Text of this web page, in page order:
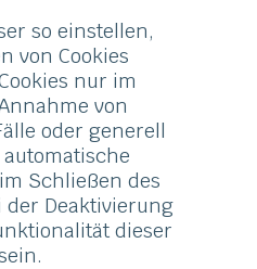
so einstellen,
von Cookies
nur im
von
oder generell
Schließen des
der Deaktivierung
dieser